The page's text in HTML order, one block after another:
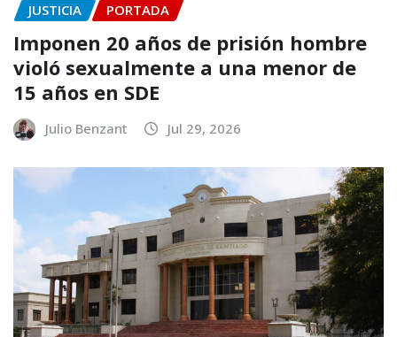
JUSTICIA PORTADA
Imponen 20 años de prisión hombre
violó sexualmente a una menor de
15 años en SDE
Julio Benzant Jul 29, 2026